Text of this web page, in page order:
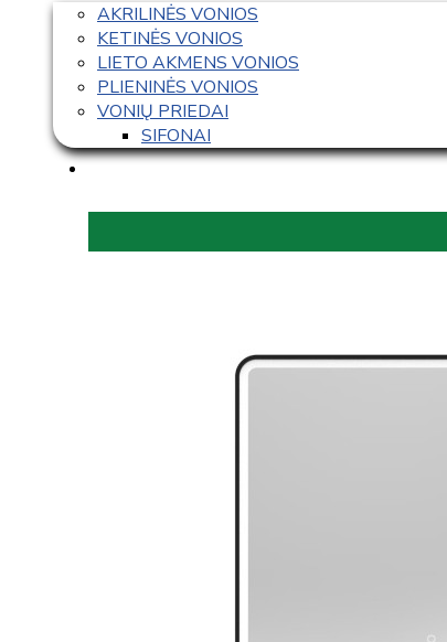
AKRILINĖS VONIOS
KETINĖS VONIOS
LIETO AKMENS VONIOS
PLIENINĖS VONIOS
VONIŲ PRIEDAI
SIFONAI